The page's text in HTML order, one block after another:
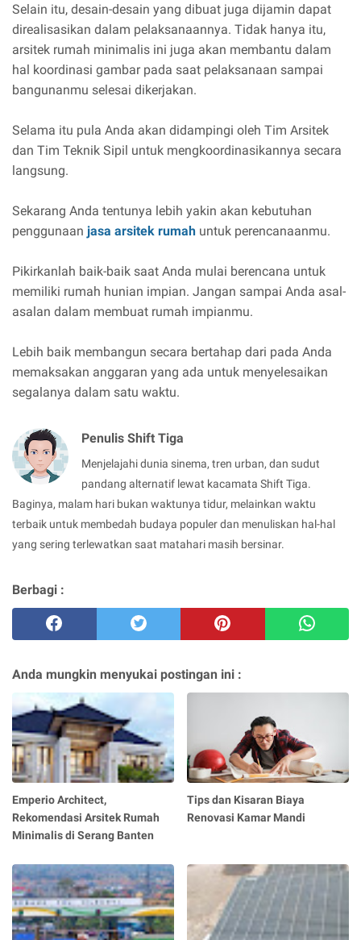
Selain itu, desain-desain yang dibuat juga dijamin dapat
direalisasikan dalam pelaksanaannya. Tidak hanya itu,
arsitek rumah minimalis ini juga akan membantu dalam
hal koordinasi gambar pada saat pelaksanaan sampai
bangunanmu selesai dikerjakan.
Selama itu pula Anda akan didampingi oleh Tim Arsitek
dan Tim Teknik Sipil untuk mengkoordinasikannya secara
langsung.
Sekarang Anda tentunya lebih yakin akan kebutuhan
penggunaan jasa arsitek rumah untuk perencanaanmu.
Pikirkanlah baik-baik saat Anda mulai berencana untuk
memiliki rumah hunian impian. Jangan sampai Anda asal-
asalan dalam membuat rumah impianmu.
Lebih baik membangun secara bertahap dari pada Anda
memaksakan anggaran yang ada untuk menyelesaikan
segalanya dalam satu waktu.
Penulis Shift Tiga
Menjelajahi dunia sinema, tren urban, dan sudut
pandang alternatif lewat kacamata Shift Tiga.
Baginya, malam hari bukan waktunya tidur, melainkan waktu
terbaik untuk membedah budaya populer dan menuliskan hal-hal
yang sering terlewatkan saat matahari masih bersinar.
Berbagi :
Anda mungkin menyukai postingan ini :
Emperio Architect,
Rekomendasi Arsitek Rumah
Minimalis di Serang Banten
Tips dan Kisaran Biaya
Renovasi Kamar Mandi